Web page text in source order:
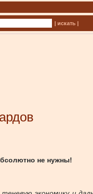
| искать |
не нужны!